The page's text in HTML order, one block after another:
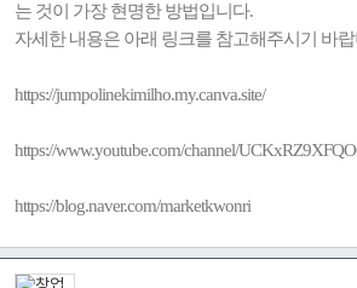
는 것이 가장 현명한 방법입니다.
자세한 내용은 아래 링크를 참고해주시기 바
https://jumpolinekimilho.my.canva.site/
https://www.youtube.com/channel/
https://blog.naver.com/marketkwonri